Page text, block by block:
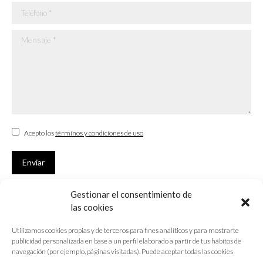
Gestionar el consentimiento de
las cookies
Utilizamos cookies propias y de terceros para fines analíticos y para mostrarte
publicidad personalizada en base a un perfil elaborado a partir de tus hábitos de
navegación (por ejemplo, páginas visitadas). Puede aceptar todas las cookies
Teléfono *
Mensaje *
Acepto lostérminos y condiciones de uso
Enviar
que desarrolla el Colegio de Arquitectos de Cádiz
Nombre *